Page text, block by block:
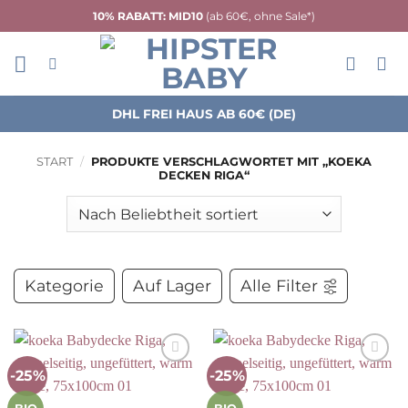
Inhalt
springen
10% RABATT: MID10 (ab 60€, ohne Sale*)
DHL FREI HAUS AB 60€ (DE)
START / PRODUKTE VERSCHLAGWORTET MIT „KOEKA
DECKEN RIGA“
Kategorie Auf Lager Alle Filter
-25%
Wunschliste
-25%
Wunschliste